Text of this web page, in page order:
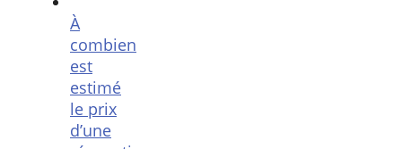
À
combien
est
estimé
le prix
d’une